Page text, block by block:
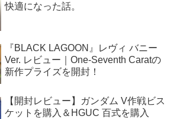
快適になった話。
『BLACK LAGOON』レヴィ バニー
Ver. レビュー｜One-Seventh Caratの
新作プライズを開封！
【開封レビュー】ガンダム V作戦ビス
ケットを購入＆HGUC 百式を購入